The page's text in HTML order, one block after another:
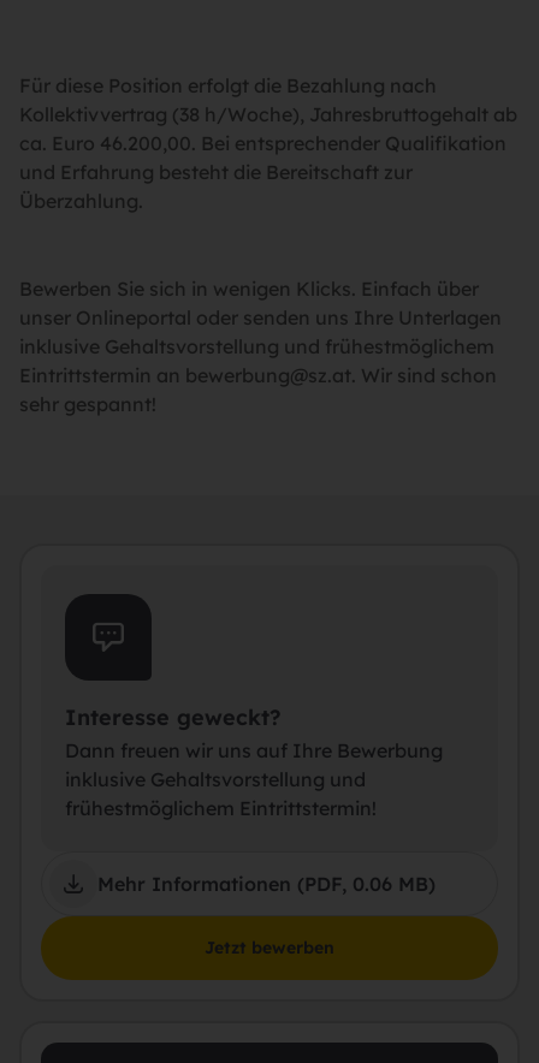
Für diese Position erfolgt die Bezahlung nach
Kollektivvertrag (38 h/Woche), Jahresbruttogehalt ab
ca. Euro 46.200,00. Bei entsprechender Qualifikation
und Erfahrung besteht die Bereitschaft zur
Überzahlung.
Bewerben Sie sich in wenigen Klicks. Einfach über
unser Onlineportal oder senden uns Ihre Unterlagen
inklusive Gehaltsvorstellung und frühestmöglichem
Eintrittstermin an bewerbung@sz.at. Wir sind schon
sehr gespannt!
Interesse geweckt?
Dann freuen wir uns auf Ihre Bewerbung
inklusive Gehaltsvorstellung und
frühestmöglichem Eintrittstermin!
Mehr Informationen (PDF, 0.06 MB)
Jetzt bewerben